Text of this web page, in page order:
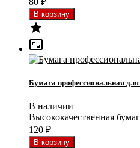


Бумага профессиональная
В наличии
Высококачественная
120 ₽